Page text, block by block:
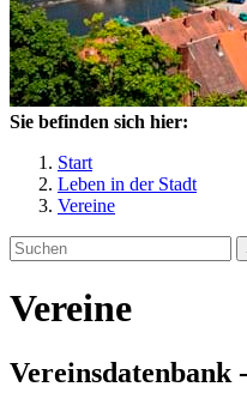
Sie befinden sich hier:
Start
Leben in der Stadt
Vereine
Vereine
Vereinsdatenbank